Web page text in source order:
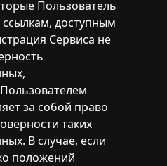
Пользователь
доступным
Сервиса не
за собой право
таких
В случае, если
положений